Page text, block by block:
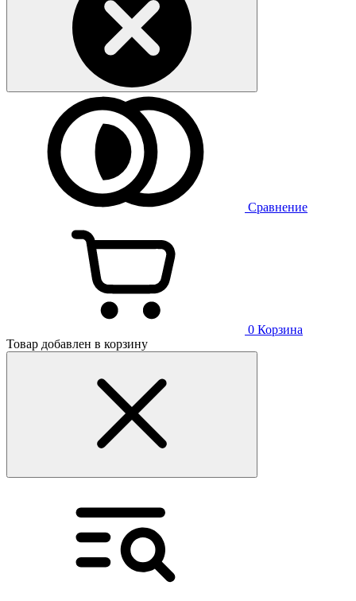
Сравнение
0 Корзина
Товар добавлен в корзину